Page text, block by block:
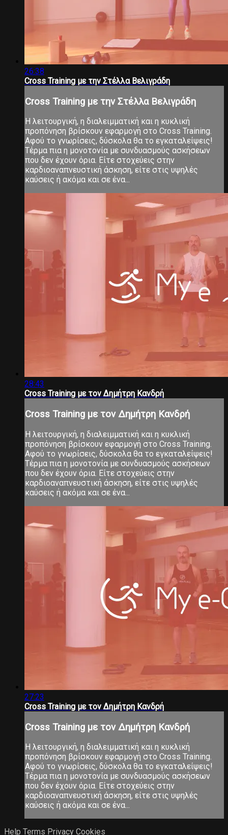
26:38
Cross Training με την Στέλλα Βελιγράδη
Cross Training με την Στέλλα Βελιγράδη
Η λειτουργική, η διαλειμματική και η κυκλική
προπόνηση βρίσκουν εφαρμογή στο Cross Training.
Αφού το γνωρίσεις, δύσκολα θα το εγκαταλείψεις!
Τέρμα πια η μονοτονία με συνδυασμούς ασκήσεων
που δεν έχουν όρια. Είτε στοχεύεις στην
καρδιοαναπνευστική άσκηση, είτε στις υψηλές
καύσεις ή ακόμα και σε ένα...
28:43
Cross Training με τον Δημήτρη Κανδρή
Cross Training με τον Δημήτρη Κανδρή
Η λειτουργική, η διαλειμματική και η κυκλική
προπόνηση βρίσκουν εφαρμογή στο Cross Training.
Αφού το γνωρίσεις, δύσκολα θα το εγκαταλείψεις!
Τέρμα πια η μονοτονία με συνδυασμούς ασκήσεων
που δεν έχουν όρια. Είτε στοχεύεις στην
καρδιοαναπνευστική άσκηση, είτε στις υψηλές
καύσεις ή ακόμα και σε ένα...
27:23
Cross Training με τον Δημήτρη Κανδρή
Cross Training με τον Δημήτρη Κανδρή
Η λειτουργική, η διαλειμματική και η κυκλική
προπόνηση βρίσκουν εφαρμογή στο Cross Training.
Αφού το γνωρίσεις, δύσκολα θα το εγκαταλείψεις!
Τέρμα πια η μονοτονία με συνδυασμούς ασκήσεων
που δεν έχουν όρια. Είτε στοχεύεις στην
καρδιοαναπνευστική άσκηση, είτε στις υψηλές
καύσεις ή ακόμα και σε ένα...
Help Terms Privacy Cookies